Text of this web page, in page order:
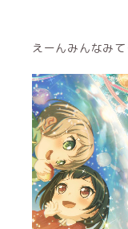
えーんみんなみて